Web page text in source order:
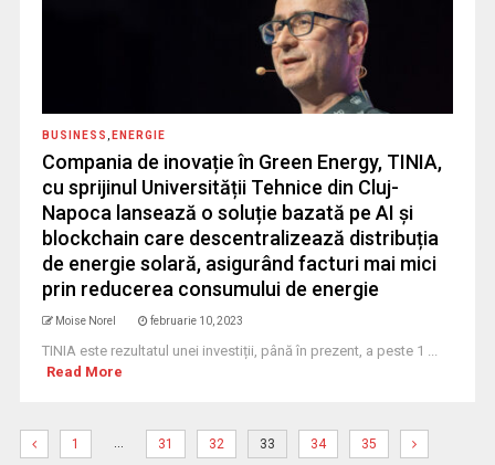
BUSINESS ENERGIE
Compania de inovație în Green Energy, TINIA,
cu sprijinul Universității Tehnice din Cluj-
Napoca lansează o soluție bazată pe AI și
blockchain care descentralizează distribuția
de energie solară, asigurând facturi mai mici
prin reducerea consumului de energie
Moise Norel februarie 10, 2023
TINIA este rezultatul unei investiții, până în prezent, a peste 1 ...
Read More
1 … 31 32 33 34 35